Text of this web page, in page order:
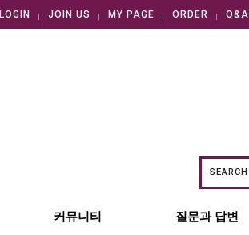
LOGIN JOIN US MY PAGE ORDER Q&A
SEARCH
커뮤니티 질문과 답변